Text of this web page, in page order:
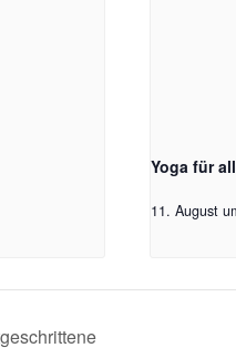
Yoga für
11. August